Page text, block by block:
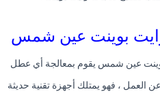
وايت بوينت عين شمس
عين شمس يقوم بمعالجة أي عطل
العمل ، فهو يمتلك أجهزة تقنية حديثة